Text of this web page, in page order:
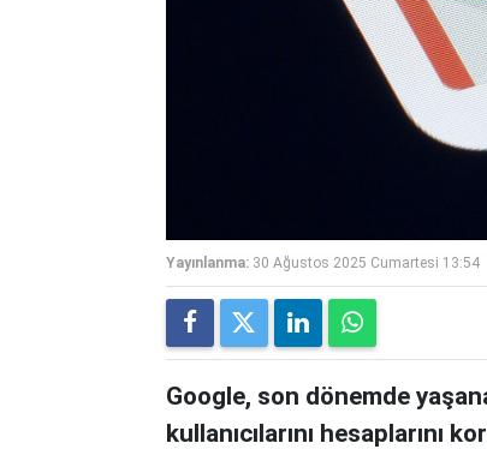
Yayınlanma: 30 Ağustos 2025 Cumartesi 13:54
Google, son dönemde
kullanıcılarını hesaplarını